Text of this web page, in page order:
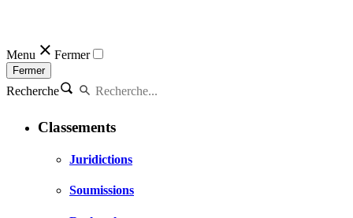
Menu Fermer
Fermer
Recherche
Classements
Juridictions
Soumissions